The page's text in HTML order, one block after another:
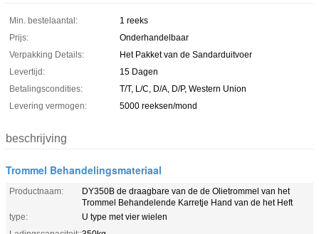
Min. bestelaantal:
1 reeks
Prijs:
Onderhandelbaar
Verpakking Details:
Het Pakket van de Sandarduitvoer
Levertijd:
15 Dagen
Betalingscondities:
T/T, L/C, D/A, D/P, Western Union
Levering vermogen:
5000 reeksen/mond
beschrijving
Trommel Behandelingsmateriaal
Productnaam:
DY350B de draagbare van de de Olietrommel van het
Trommel Behandelende Karretje Hand van de het Heft
type:
U type met vier wielen